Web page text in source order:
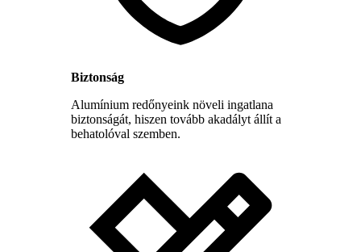
Biztonság
Alumínium redőnyeink növeli ingatlana
biztonságát, hiszen tovább akadályt állít a
behatolóval szemben.